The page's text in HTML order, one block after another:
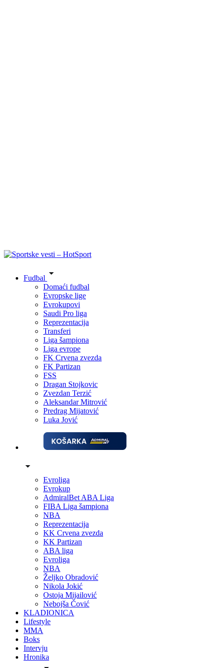
Fudbal
Domaći fudbal
Evropske lige
Evrokupovi
Saudi Pro liga
Reprezentacija
Transferi
Liga šampiona
Liga evrope
FK Crvena zvezda
FK Partizan
FSS
Dragan Stojkovic
Zvezdan Terzić
Aleksandar Mitrović
Predrag Mijatović
Luka Jović
Evroliga
Evrokup
AdmiralBet ABA Liga
FIBA Liga šampiona
NBA
Reprezentacija
KK Crvena zvezda
KK Partizan
ABA liga
Evroliga
NBA
Željko Obradović
Nikola Jokić
Ostoja Mijailović
Nebojša Čović
KLADIONICA
Lifestyle
MMA
Boks
Intervju
Hronika